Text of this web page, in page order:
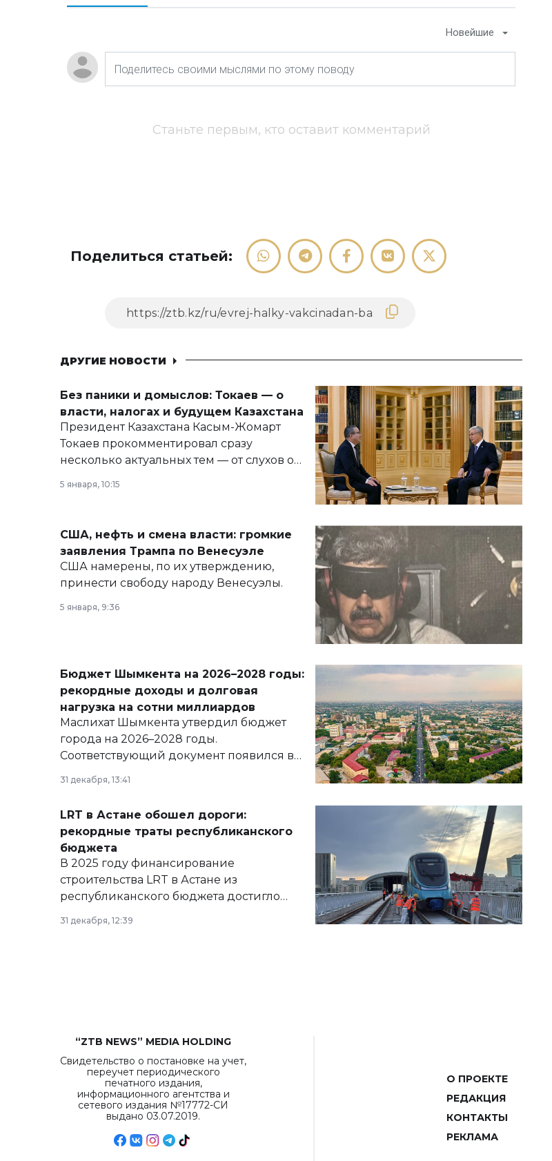
Новейшие
Станьте первым, кто оставит комментарий
Поделиться статьей:
ДРУГИЕ НОВОСТИ
Без паники и домыслов: Токаев — о
власти, налогах и будущем Казахстана
Президент Казахстана Касым-Жомарт
Токаев прокомментировал сразу
несколько актуальных тем — от слухов о
армии, экономики и личного здоровья.
5 января, 10:15
США, нефть и смена власти: громкие
заявления Трампа по Венесуэле
США намерены, по их утверждению,
принести свободу народу Венесуэлы.
5 января, 9:36
Бюджет Шымкента на 2026–2028 годы:
рекордные доходы и долговая
нагрузка на сотни миллиардов
Маслихат Шымкента утвердил бюджет
города на 2026–2028 годы.
Соответствующий документ появился в
базе нормативных правовых актов и на
сайте маслихат города.
31 декабря, 13:41
LRT в Астане обошел дороги:
рекордные траты республиканского
бюджета
В 2025 году финансирование
строительства LRT в Астане из
республиканского бюджета достигло
рекордных объемов.
31 декабря, 12:39
“ZTB NEWS” MEDIA HOLDING
Свидетельство о постановке на учет,
переучет периодического
печатного издания,
информационного агентства и
сетевого издания №17772-СИ
выдано 03.07.2019.
О ПРОЕКТЕ
РЕДАКЦИЯ
КОНТАКТЫ
РЕКЛАМА